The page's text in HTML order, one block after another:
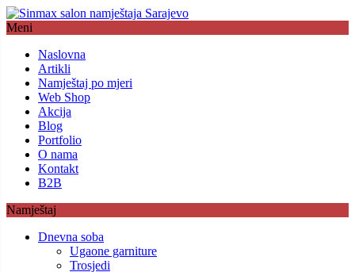
Meni
Naslovna
Artikli
Namještaj po mjeri
Web Shop
Akcija
Blog
Portfolio
O nama
Kontakt
B2B
Namještaj
Dnevna soba
Ugaone garniture
Trosjedi